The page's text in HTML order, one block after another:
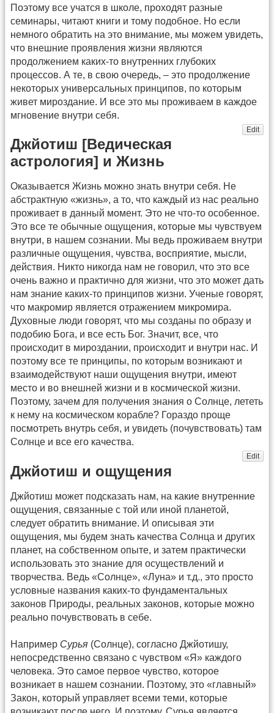
Поэтому все учатся в школе, проходят разные
семинары, читают книги и тому подобное. Но если
немного обратить на это внимание, мы можем увидеть,
что внешние проявления жизни являются
продолжением каких-то внутренних глубоких
процессов. А те, в свою очередь, – это продолжение
некоторых универсальных принципов, по которым
живет мироздание. И все это мы проживаем в каждое
мгновение внутри себя.
Edit
Джйотиш [Ведическая
астрология] и Жизнь
Оказывается Жизнь можно знать внутри себя. Не
абстрактную «жизнь», а то, что каждый из нас реально
проживает в данный момент. Это не что-то особенное.
Это все те обычные ощущения, которые мы чувствуем
внутри, в нашем сознании. Мы ведь проживаем внутри
различные ощущения, чувства, восприятие, мысли,
действия. Никто никогда нам не говорил, что это все
очень важно и практично для жизни, что это может дать
нам знание каких-то принципов жизни. Ученые говорят,
что макромир является отражением микромира.
Духовные люди говорят, что мы созданы по образу и
подобию Бога, и все есть Бог. Значит, все, что
происходит в мироздании, происходит и внутри нас. И
поэтому все те принципы, по которым возникают и
взаимодействуют наши ощущения внутри, имеют
место и во внешней жизни и в космической жизни.
Поэтому, зачем для получения знания о Солнце, лететь
к нему на космическом корабле? Гораздо проще
посмотреть внутрь себя, и увидеть (почувствовать) там
Солнце и все его качества.
Edit
Джйотиш и ощущения
Джйотиш может подсказать нам, на какие внутренние
ощущения, связанные с той или иной планетой,
следует обратить внимание. И описывая эти
ощущения, мы будем знать качества Солнца и других
планет, на собственном опыте, и затем практически
использовать это знание для осуществлений и
творчества. Ведь «Солнце», «Луна» и т.д., это просто
условные названия каких-то фундаментальных
законов Природы, реальных законов, которые можно
реально почувствовать в себе.
Например Сурья (Солнце), согласно Джйотишу,
непосредственно связано с чувством «Я» каждого
человека. Это самое первое чувство, которое
возникает в нашем сознании. Поэтому, это «главный»
Закон, который управляет всеми теми, которые